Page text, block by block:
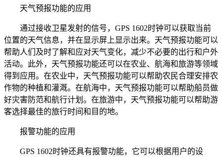
天气预报功能的应用
通过接收卫星发射的信号，GPS 1602时钟可以获取当前
位置的天气信息，并在显示屏上显示出来。天气预报功能可以
帮助人们及时了解和应对天气变化，减少不必要的出行和户外
活动。此外，天气预报功能还可以在农业、航海和旅游等领域
得到应用。在农业中，天气预报功能可以帮助农民合理安排农
作物的种植和灌溉。在航海中，天气预报功能可以帮助船员做
好灾害防范和航行计划。在旅游中，天气预报功能可以帮助游
客选择最佳的旅行时间和目的地。
报警功能的应用
GPS 1602时钟还具有报警功能，它可以根据用户的设